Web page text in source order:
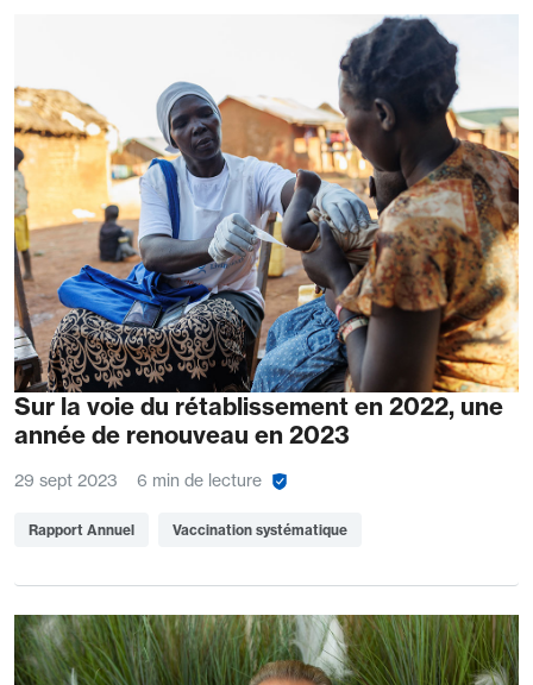
Sur la voie du rétablissement en 2022, une
année de renouveau en 2023
29 sept 2023 6 min de lecture
Rapport Annuel Vaccination systématique